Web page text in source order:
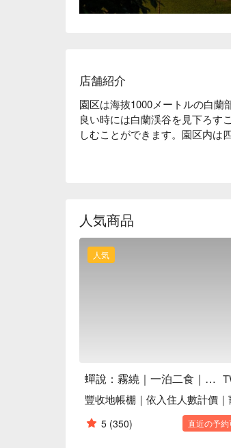
店舗紹介
園区は海抜1000メートルの白
良い時には白蘭渓谷を見下ろす
しむことができます。園区内は
ンブー・ステッキバグやフライ
人気商品
人気
蟬說：霧繞｜一泊二食｜寵物友善(部分房型)
5 (350) 直近の予